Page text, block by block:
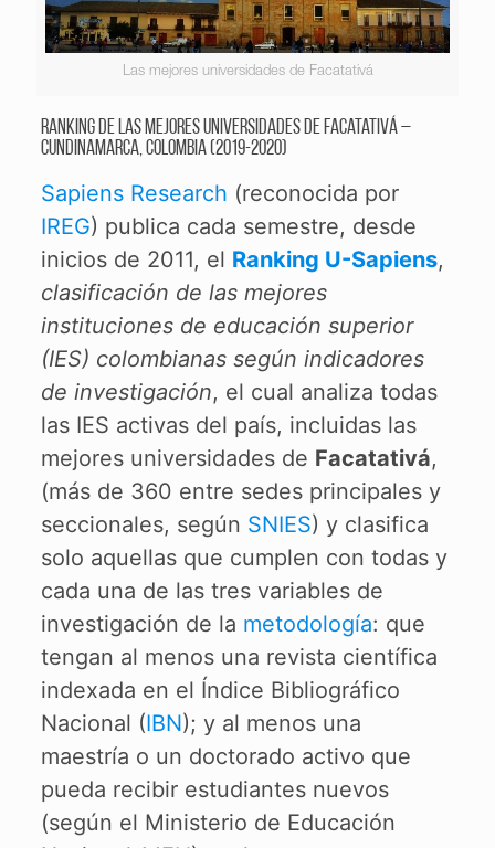
Las mejores universidades de Facatativá
Ranking de las mejores universidades de Facatativá –
Cundinamarca, Colombia (2019-2020)
Sapiens Research (reconocida por
IREG) publica cada semestre, desde
inicios de 2011, el Ranking U-Sapiens,
clasificación de las mejores
instituciones de educación superior
(IES) colombianas según indicadores
de investigación, el cual analiza todas
las IES activas del país, incluidas las
mejores universidades de Facatativá,
(más de 360 entre sedes principales y
seccionales, según SNIES) y clasifica
solo aquellas que cumplen con todas y
cada una de las tres variables de
investigación de la metodología: que
tengan al menos una revista científica
indexada en el Índice Bibliográfico
Nacional (IBN); y al menos una
maestría o un doctorado activo que
pueda recibir estudiantes nuevos
(según el Ministerio de Educación